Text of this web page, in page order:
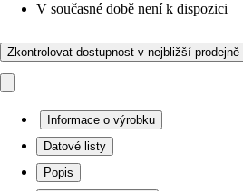
V současné době není k dispozici
Zkontrolovat dostupnost v nejbližší prodejně
Informace o výrobku
Datové listy
Popis